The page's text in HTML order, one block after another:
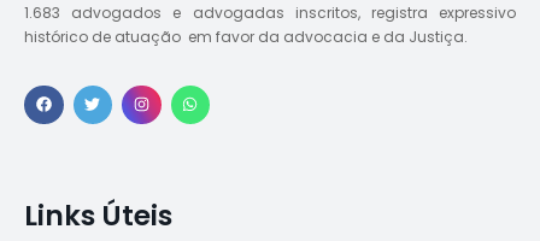
1.683 advogados e advogadas inscritos, registra expressivo
histórico de atuação em favor da advocacia e da Justiça.
Links Úteis